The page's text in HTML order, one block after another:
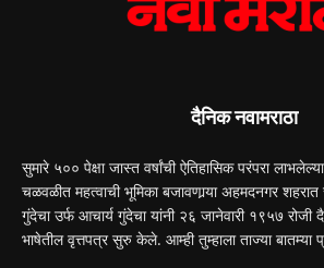
दैनिक नवामराठा
सुमारे ५०० पेक्षा जास्त वर्षांची ऐतिहासिक परंपरा
चळवळीत महत्वाची भूमिका बजावणार्‍या अहमदनगर
गुंदेचा उर्फ आचार्य गुंदेचा यांनी २६ जानेवारी १९५७ रोजी
भाषेतील वृत्तपत्र सुरु केले. आम्ही तुम्हाला ताज्या बातम्या